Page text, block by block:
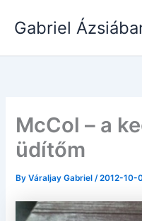
Gabriel
McCol – a
üdítőm
ByVáraljay Gabriel/2012-10-